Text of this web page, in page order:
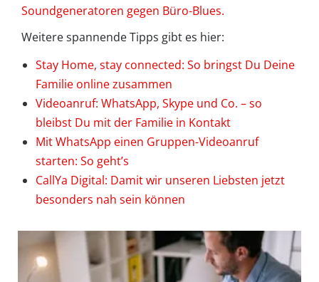
Soundgeneratoren gegen Büro-Blues.
Weitere spannende Tipps gibt es hier:
Stay Home, stay connected: So bringst Du Deine
Familie online zusammen
Videoanruf: WhatsApp, Skype und Co. – so
bleibst Du mit der Familie in Kontakt
Mit WhatsApp einen Gruppen-Videoanruf
starten: So geht’s
CallYa Digital: Damit wir unseren Liebsten jetzt
besonders nah sein können